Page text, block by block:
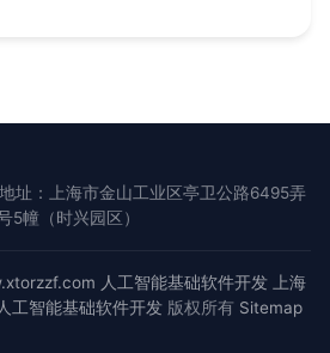
地址：上海市金山工业区亭卫公路6495弄
5幢（时兴园区）
人工智能基础软件开发
上海
人工智能基础软件开发版权所有 Sitemap